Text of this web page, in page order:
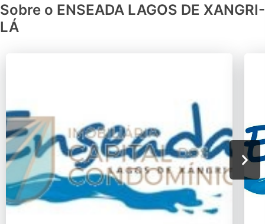
Sobre o ENSEADA LAGOS DE XANGRI-
LÁ